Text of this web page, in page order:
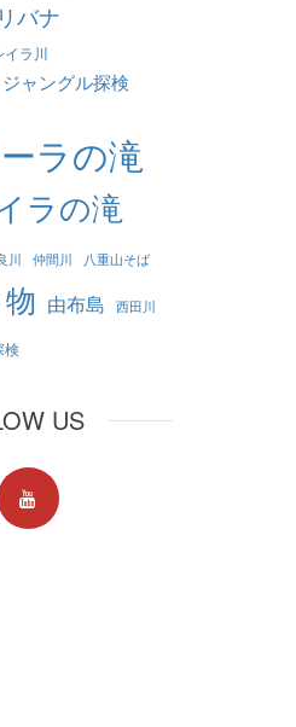
バナ
イラ川
ジャングル探検
ラの滝
ラの滝
川 仲間川 八重山そば
由布島 西田川
検
US